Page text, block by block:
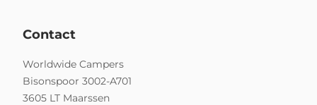
Contact
Worldwide Campers
Bisonspoor 3002-A701
3605 LT Maarssen